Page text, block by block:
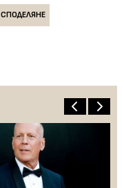
СПОДЕЛЯНЕ